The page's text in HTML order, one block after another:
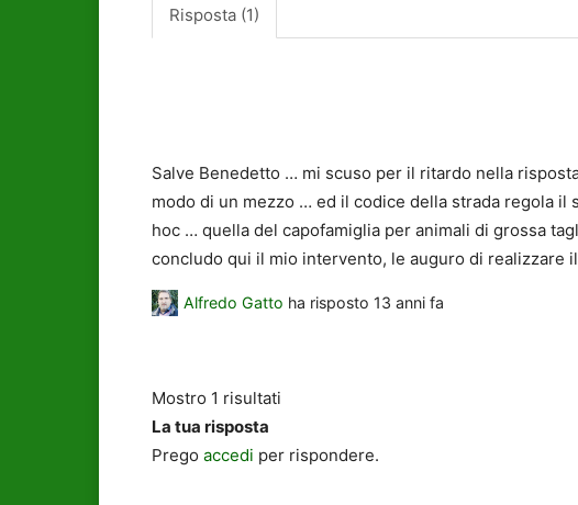
Risposta (1)
Salve Benedetto … mi scuso per il ritardo nella
modo di un mezzo … ed il codice della strada regola
hoc … quella del capofamiglia per animali di grossa
concludo qui il mio intervento, le auguro di realizzare
Alfredo Gatto ha risposto 13 anni fa
Mostro 1 risultati
La tua risposta
Prego accedi per rispondere.